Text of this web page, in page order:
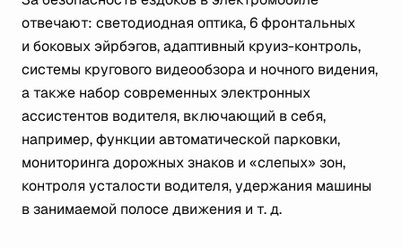
отвечают: светодиодная оптика, 6 фронтальных
и боковых эйрбэгов, адаптивный круиз-контроль,
системы кругового видеообзора и ночного видения,
а также набор современных электронных
ассистентов водителя, включающий в себя,
например, функции автоматической парковки,
мониторинга дорожных знаков и «слепых» зон,
контроля усталости водителя, удержания машины
в занимаемой полосе движения и т. д.